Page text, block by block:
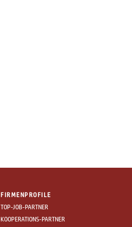
FIRMENPROFILE
TOP-JOB-PARTNER
KOOPERATIONS-PARTNER